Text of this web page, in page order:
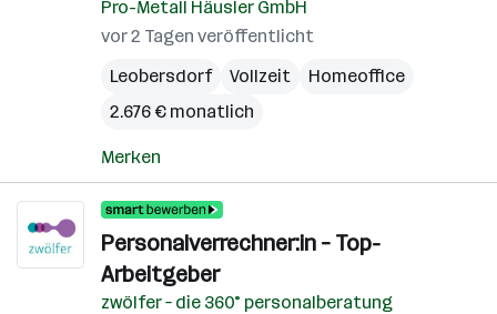
Pro-Metall Häusler GmbH
vor 2 Tagen veröffentlicht
Leobersdorf
Vollzeit
Homeoffice
2.676 € monatlich
Merken
Personalverrechner:in – Top-
Arbeitgeber
zwölfer – die 360° personalberatung